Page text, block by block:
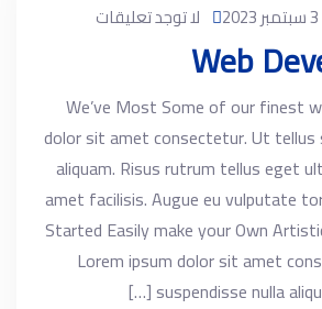
لا توجد تعليقات
Web
We’ve Most Some of our finest
dolor sit amet consectetur. Ut tellus
aliquam. Risus rutrum tellus eget
amet facilisis. Augue eu vulputate
Started Easily make your Own
Lorem ipsum dolor sit amet
suspendisse nulla